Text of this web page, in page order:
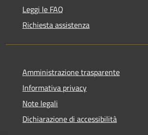
Leggi le FAQ
Richiesta assistenza
Amministrazione trasparente
Informativa privacy
Note legali
Dichiarazione di accessibilità